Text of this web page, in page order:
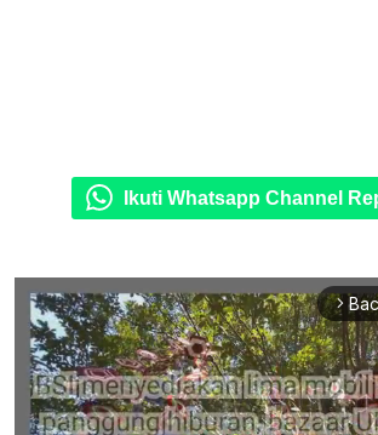
Ikuti Whatsapp Channel
arrow_forward_ios